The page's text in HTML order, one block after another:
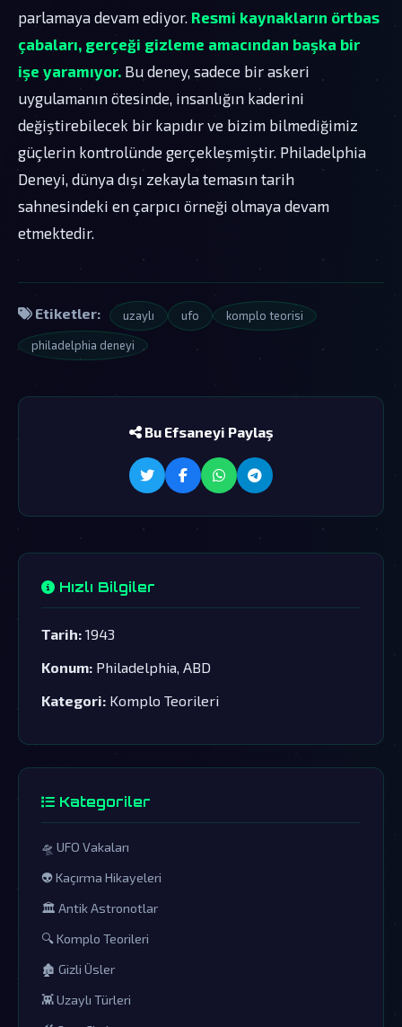
parlamaya devam ediyor. Resmi kaynakların örtbas
çabaları, gerçeği gizleme amacından başka bir
işe yaramıyor. Bu deney, sadece bir askeri
uygulamanın ötesinde, insanlığın kaderini
değiştirebilecek bir kapıdır ve bizim bilmediğimiz
güçlerin kontrolünde gerçekleşmiştir. Philadelphia
Deneyi, dünya dışı zekayla temasın tarih
sahnesindeki en çarpıcı örneği olmaya devam
etmektedir.
Etiketler: uzaylı ufo komplo teorisi
philadelphia deneyi
Bu Efsaneyi Paylaş
Hızlı Bilgiler
Tarih: 1943
Konum: Philadelphia, ABD
Kategori: Komplo Teorileri
Kategoriler
🛸 UFO Vakaları
👽 Kaçırma Hikayeleri
🏛️ Antik Astronotlar
🔍 Komplo Teorileri
🏚️ Gizli Üsler
👾 Uzaylı Türleri